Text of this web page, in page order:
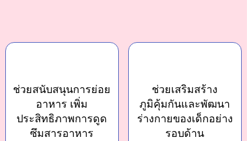
ช่วยสนับสนุนการย่อย
อาหาร เพิ่ม
ประสิทธิภาพการดูด
ซึมสารอาหาร
ช่วยเสริมสร้าง
ภูมิคุ้มกันและพัฒนา
ร่างกายของเด็กอย่าง
รอบด้าน